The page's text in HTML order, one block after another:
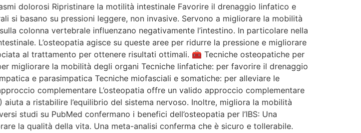
dolorosi Ripristinare la motilità intestinale Favorire il drenaggio linfatico e
si basano su pressioni leggere, non invasive. Servono a migliorare la mobilità
colonna vertebrale influenzano negativamente l’intestino. In particolare nella
L’osteopatia agisce su queste aree per ridurre la pressione e migliorare
al trattamento per ottenere risultati ottimali. 🧰 Tecniche osteopatiche per
migliorare la mobilità degli organi Tecniche linfatiche: per favorire il drenaggio
e parasimpatica Tecniche miofasciali e somatiche: per alleviare le
complementare L’osteopatia offre un valido approccio complementare
a ristabilire l’equilibrio del sistema nervoso. Inoltre, migliora la mobilità
studi su PubMed confermano i benefici dell’osteopatia per l’IBS: Una
la qualità della vita. Una meta-analisi conferma che è sicuro e tollerabile.